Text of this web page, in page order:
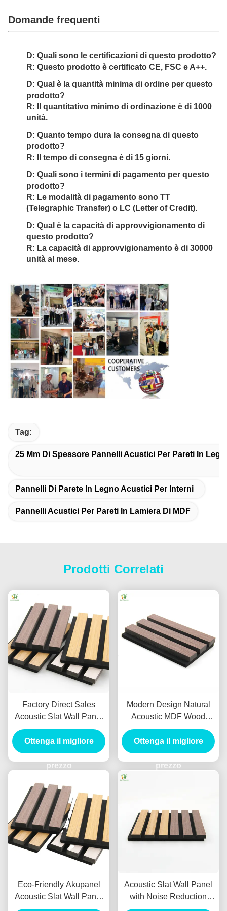
Domande frequenti
D: Quali sono le certificazioni di questo prodotto?
R: Questo prodotto è certificato CE, FSC e A++.
D: Qual è la quantità minima di ordine per questo
prodotto?
R: Il quantitativo minimo di ordinazione è di 1000
unità.
D: Quanto tempo dura la consegna di questo
prodotto?
R: Il tempo di consegna è di 15 giorni.
D: Quali sono i termini di pagamento per questo
prodotto?
R: Le modalità di pagamento sono TT
(Telegraphic Transfer) o LC (Letter of Credit).
D: Qual è la capacità di approvvigionamento di
questo prodotto?
R: La capacità di approvvigionamento è di 30000
unità al mese.
Tag:
25 Mm Di Spessore Pannelli Acustici Per Pareti In
Pannelli Di Parete In Legno Acustici Per Interni
Pannelli Acustici Per Pareti In Lamiera Di MDF
Prodotti Correlati
Factory Direct Sales
Acoustic Slat Wall Panel
with 550kg/m3 ~
880kg/m3 Density and 3D
Model Design for Modern
Indoor Spaces
Ottenga il migliore
prezzo
Modern Design Natural
Acoustic MDF Wood
Panel Sunhouse
Akupanel Wooden
Veneer Slat Wall Panels
with Noise Reduction
Ottenga il migliore
prezzo
Eco-Friendly Akupanel
Acoustic Slat Wall Panel
with 550kg/m3 ~
Acoustic Slat Wall Panel
with Noise Reduction
Coefficient 1.1 More Than